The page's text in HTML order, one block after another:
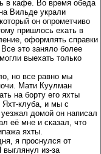
в кафе. Во время обеда
Вильде украли
он опрометчиво
пришлось ехать в
оформлять справки
это заняло более
выехать только
но все равно мы
Мати Куулман
на борту его яхты
Яхт-клуба, и мы с
домой он написал
её мне и сказал, что
яхты.
я проснулся от
выглянул из-за